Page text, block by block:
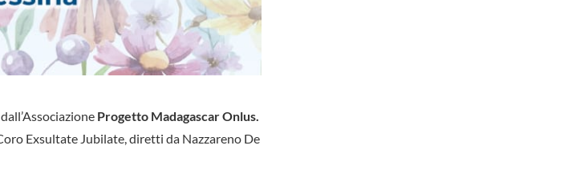
Progetto Madagascar Onlus.
Exsultate Jubilate, diretti da Nazzareno De